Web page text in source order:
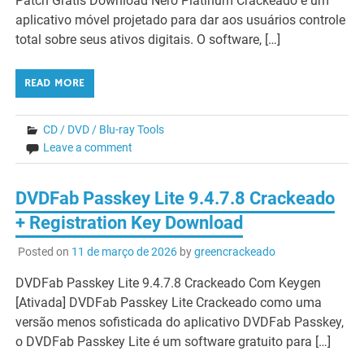
aplicativo móvel projetado para dar aos usuários controle
total sobre seus ativos digitais. O software, […]
READ MORE
CD / DVD / Blu-ray Tools
Leave a comment
DVDFab Passkey Lite 9.4.7.8 Crackeado
+ Registration Key Download
Posted on 11 de março de 2026bygreencrackeado
DVDFab Passkey Lite 9.4.7.8 Crackeado Com Keygen
[Ativada] DVDFab Passkey Lite Crackeado como uma
versão menos sofisticada do aplicativo DVDFab Passkey,
o DVDFab Passkey Lite é um software gratuito para […]